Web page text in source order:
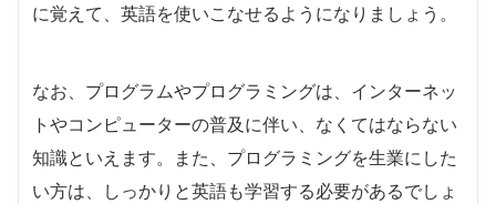
に覚えて、英語を使いこなせるようになりましょう。
なお、プログラムやプログラミングは、インターネッ
トやコンピューターの普及に伴い、なくてはならない
知識といえます。また、プログラミングを生業にした
い方は、しっかりと英語も学習する必要があるでしょ